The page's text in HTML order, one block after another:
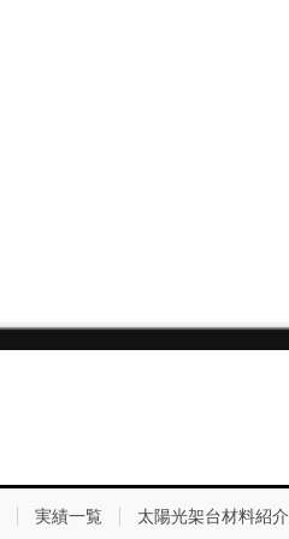
実績一覧 太陽光架台材料紹介